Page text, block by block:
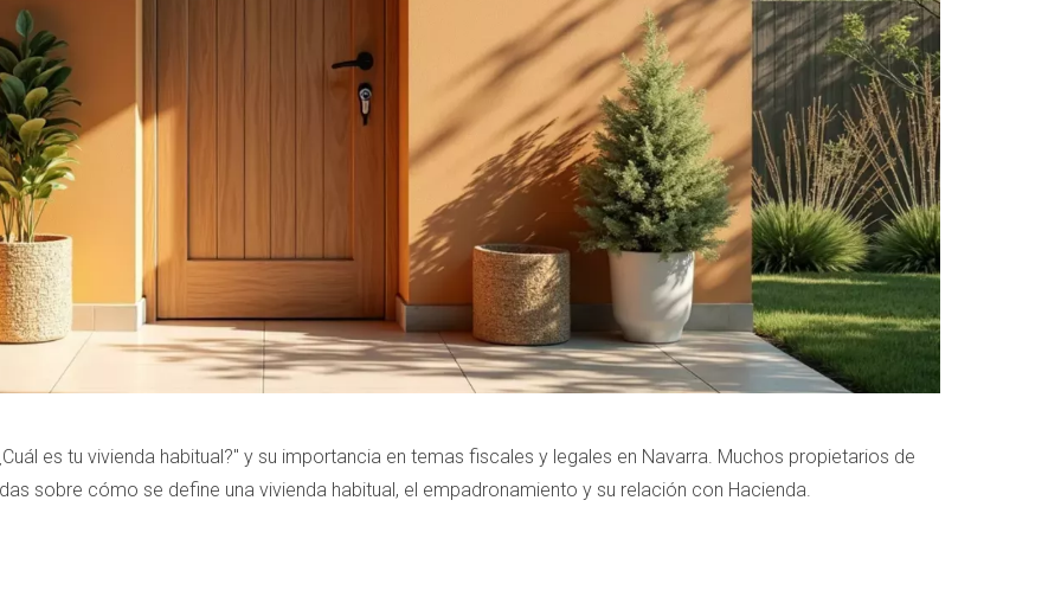
es tu vivienda habitual?" y su importancia en temas fiscales y legales en Navarra. Muchos propietarios de
sobre cómo se define una vivienda habitual, el empadronamiento y su relación con Hacienda.